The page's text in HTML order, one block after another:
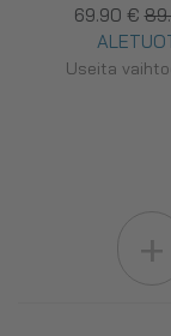
69.90 €
Useita